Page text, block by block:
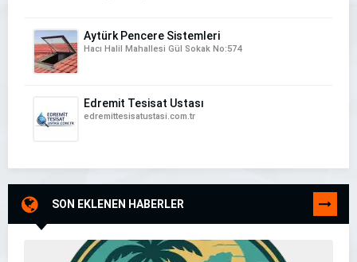
Aytürk Pencere Sistemleri
Hacı Halil Mahallesi Gül Sokak No:574
Edremit Tesisat Ustası
edremittesisatustasi.com.tr
SON EKLENEN HABERLER TÜMÜNÜ
GÖR